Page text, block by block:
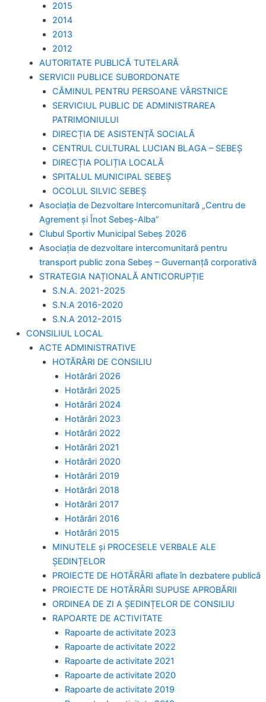
2015
2014
2013
2012
AUTORITATE PUBLICĂ TUTELARĂ
SERVICII PUBLICE SUBORDONATE
CĂMINUL PENTRU PERSOANE VÂRSTNICE
SERVICIUL PUBLIC DE ADMINISTRAREA
PATRIMONIULUI
DIRECȚIA DE ASISTENȚĂ SOCIALĂ
CENTRUL CULTURAL LUCIAN BLAGA – SEBEȘ
DIRECȚIA POLIȚIA LOCALĂ
SPITALUL MUNICIPAL SEBEȘ
OCOLUL SILVIC SEBEȘ
Asociația de Dezvoltare Intercomunitară „Centru de
Agrement și Înot Sebeș-Alba”
Clubul Sportiv Municipal Sebeș 2026
Asociația de dezvoltare intercomunitară pentru
transport public zona Sebeș – Guvernanță corporativă
STRATEGIA NAȚIONALĂ ANTICORUPȚIE
S.N.A. 2021-2025
S.N.A 2016-2020
S.N.A 2012-2015
CONSILIUL LOCAL
ACTE ADMINISTRATIVE
HOTĂRÂRI DE CONSILIU
Hotărâri 2026
Hotărâri 2025
Hotărâri 2024
Hotărâri 2023
Hotărâri 2022
Hotărâri 2021
Hotărâri 2020
Hotărâri 2019
Hotărâri 2018
Hotărâri 2017
Hotărâri 2016
Hotărâri 2015
MINUTELE și PROCESELE VERBALE ALE
ȘEDINȚELOR
PROIECTE DE HOTĂRÂRI aflate în dezbatere publică
PROIECTE DE HOTĂRÂRI SUPUSE APROBĂRII
ORDINEA DE ZI A ȘEDINȚELOR DE CONSILIU
RAPOARTE DE ACTIVITATE
Rapoarte de activitate 2023
Rapoarte de activitate 2022
Rapoarte de activitate 2021
Rapoarte de activitate 2020
Rapoarte de activitate 2019